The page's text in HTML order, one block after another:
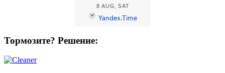
Тормозите? Решение: